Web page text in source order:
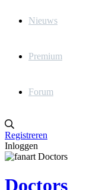
Nieuws
Premium
Forum
Registreren
Inloggen
Doctors